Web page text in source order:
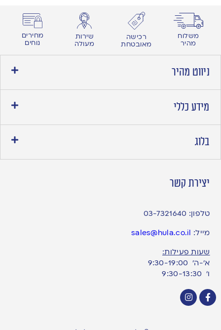
משלוח
מהיר
רכישה
מאובטחת
שירות
מעולה
מחירים
נוחים
ניווט מהיר
מידע כללי
בלוג
יצירת קשר
טלפון: 03-7321640
מייל: sales@hula.co.il
שעות פעילות:
א’-ה’ 9:30-19:00
ו׳ 9:30-13:30